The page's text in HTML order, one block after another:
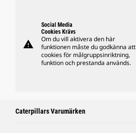
warning
Social Media
Cookies Krävs
Om du vill aktivera den här
funktionen måste du godkänna att
cookies för målgruppsinriktning,
funktion och prestanda används.
Caterpillars Varumärken